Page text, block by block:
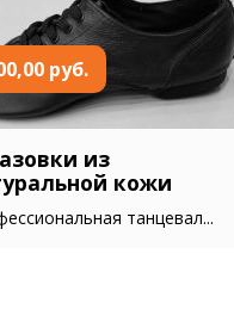
руб.
из
кожи
танцевал...